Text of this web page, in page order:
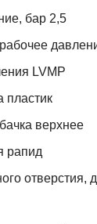
бар 2,5
LVMP
пластик
верхнее
рапид
отверстия,